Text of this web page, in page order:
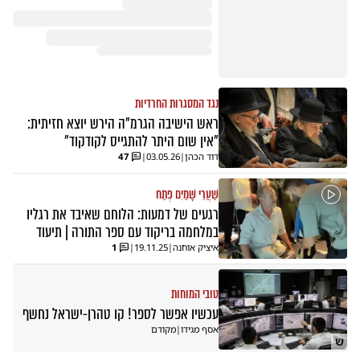
נגד המסגרות החרדיות
ראש הישיבה הגרמ"ה הירש יוצא חזיתית:
"אין שום היתר להתגייס לקודקוד"
דוד הכהן|
03.05.26
|
47
שַׁעֲרֵי שָׁמַיִם פְּתַח
רגעים של דמעות: הלוחם שאיבד את רגליו
במלחמה בריקוד עם ספר התורה | תיעוד
איציק אוחנה|
19.11.25
|
1
ש
טובי המוחות
עכשיו אפשר לספר! קו טהרן-ישראל נחשף
אסף מגידו|מקודם